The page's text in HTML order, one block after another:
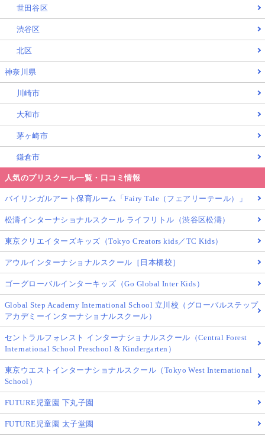
世田谷区
渋谷区
北区
神奈川県
川崎市
大和市
茅ヶ崎市
鎌倉市
人気のプリスクール一覧・口コミ情報
バイリンガルアート保育ルーム「Fairy Tale（フェアリーテール）」
松濤インターナショナルスクール ライフリトル（渋谷区松濤）
東京クリエイターズキッズ（Tokyo Creators kids／TC Kids）
アウルインターナショナルスクール［日本橋校］
ゴーグローバルインターキッズ（Go Global Inter Kids）
Global Step Academy International School 立川校（グローバルステップ
アカデミーインターナショナルスクール）
セントラルフォレスト インターナショナルスクール（Central Forest
International School Preschool & Kindergarten）
東京ウエストインターナショナルスクール（Tokyo West International
School）
FUTURE児童園 下丸子園
FUTURE児童園 太子堂園